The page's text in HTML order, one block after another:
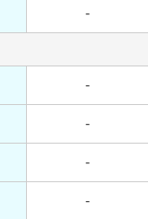
-
-
-
-
-